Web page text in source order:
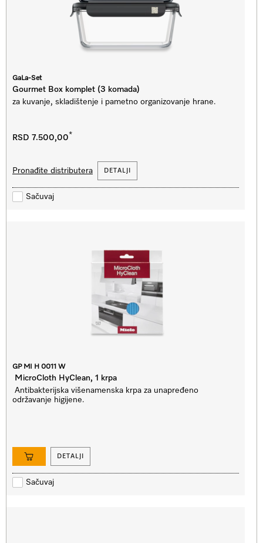
GaLa-Set
Gourmet Box komplet (3 komada)
za kuvanje, skladištenje i pametno organizovanje hrane.
RSD 7.500,00*
DETALJI
Pronađite distributera
Sačuvaj
GP MI H 0011 W
MicroCloth HyClean, 1 krpa
Antibakterijska višenamenska krpa za unapređeno
održavanje higijene.
DETALJI
Sačuvaj